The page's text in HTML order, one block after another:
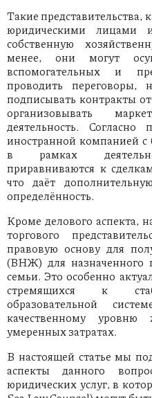
Такие представительства,
юридическими
собственную
менее, они могут
вспомогательных и
проводить переговоры,
подписывать контракты
организовывать
деятельность.
иностранной компанией с
в рамках
приравниваются к
что даёт
определённость.
Кроме делового аспекта,
торгового
правовую основу для
(ВНЖ) для назначенного
семьи. Это особенно
стремящихся к
образовательной
качественному
умеренных затратах.
В настоящей статье мы
аспекты данного
юридических услуг, в